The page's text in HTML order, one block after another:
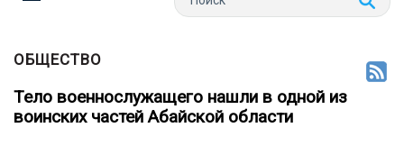
ОБЩЕСТВО
Тело военнослужащего нашли в одной из
воинских частей Абайской области